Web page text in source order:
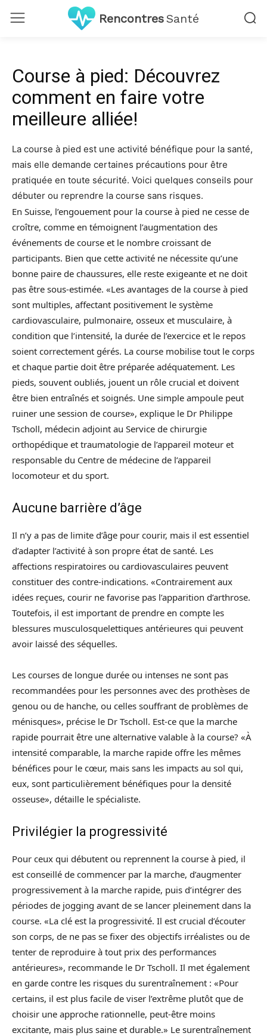
RencontresSanté
Course à pied: Découvrez
comment en faire votre
meilleure alliée!
La course à pied est une activité bénéfique pour la santé,
mais elle demande certaines précautions pour être
pratiquée en toute sécurité. Voici quelques conseils pour
débuter ou reprendre la course sans risques.
En Suisse, l’engouement pour la course à pied ne cesse de
croître, comme en témoignent l’augmentation des
événements de course et le nombre croissant de
participants. Bien que cette activité ne nécessite qu’une
bonne paire de chaussures, elle reste exigeante et ne doit
pas être sous-estimée. «Les avantages de la course à pied
sont multiples, affectant positivement le système
cardiovasculaire, pulmonaire, osseux et musculaire, à
condition que l’intensité, la durée de l’exercice et le repos
soient correctement gérés. La course mobilise tout le corps
et chaque partie doit être préparée adéquatement. Les
pieds, souvent oubliés, jouent un rôle crucial et doivent
être bien entraînés et soignés. Une simple ampoule peut
ruiner une session de course», explique le Dr Philippe
Tscholl, médecin adjoint au Service de chirurgie
orthopédique et traumatologie de l’appareil moteur et
responsable du Centre de médecine de l’appareil
locomoteur et du sport.
Aucune barrière d’âge
Il n’y a pas de limite d’âge pour courir, mais il est essentiel
d’adapter l’activité à son propre état de santé. Les
affections respiratoires ou cardiovasculaires peuvent
constituer des contre-indications. «Contrairement aux
idées reçues, courir ne favorise pas l’apparition d’arthrose.
Toutefois, il est important de prendre en compte les
blessures musculosquelettiques antérieures qui peuvent
avoir laissé des séquelles.
Les courses de longue durée ou intenses ne sont pas
recommandées pour les personnes avec des prothèses de
genou ou de hanche, ou celles souffrant de problèmes de
ménisques», précise le Dr Tscholl. Est-ce que la marche
rapide pourrait être une alternative valable à la course? «À
intensité comparable, la marche rapide offre les mêmes
bénéfices pour le cœur, mais sans les impacts au sol qui,
eux, sont particulièrement bénéfiques pour la densité
osseuse», détaille le spécialiste.
Privilégier la progressivité
Pour ceux qui débutent ou reprennent la course à pied, il
est conseillé de commencer par la marche, d’augmenter
progressivement à la marche rapide, puis d’intégrer des
périodes de jogging avant de se lancer pleinement dans la
course. «La clé est la progressivité. Il est crucial d’écouter
son corps, de ne pas se fixer des objectifs irréalistes ou de
tenter de reproduire à tout prix des performances
antérieures», recommande le Dr Tscholl. Il met également
en garde contre les risques du surentraînement : «Pour
certains, il est plus facile de viser l’extrême plutôt que de
choisir une approche rationnelle, peut-être moins
excitante, mais plus saine et durable.» Le surentraînement